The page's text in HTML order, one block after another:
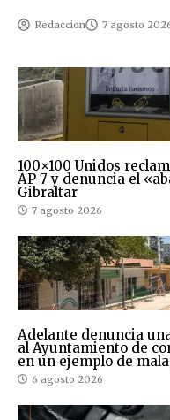
Redaccion 7 agosto
100×100 Unidos
AP-7 y denuncia el
Gibraltar
7 agosto 2026
Adelante denuncia
al Ayuntamiento de
en un ejemplo de
6 agosto 2026